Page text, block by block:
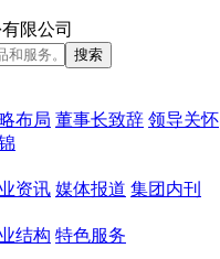
布局 董事长致辞 领导关怀
资讯 媒体报道 集团内刊
结构 特色服务